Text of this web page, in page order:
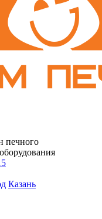
печного
Казань